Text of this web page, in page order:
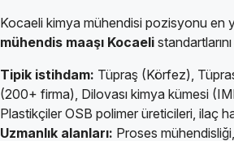
Kocaeli kimya mühendisi pozisyonu en
mühendis maaşı Kocaeli
Tipik istihdam: Tüpraş (Körfez),
(200+ firma), Dilovası kimya kümesi
Plastikçiler OSB polimer üreticileri, ilaç
Uzmanlık alanları: Proses